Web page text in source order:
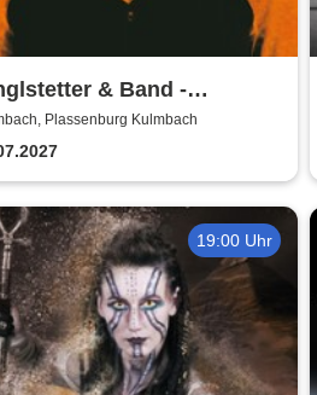
& Band -
Tour 2027
Plassenburg Kulmbach
19:00 Uhr